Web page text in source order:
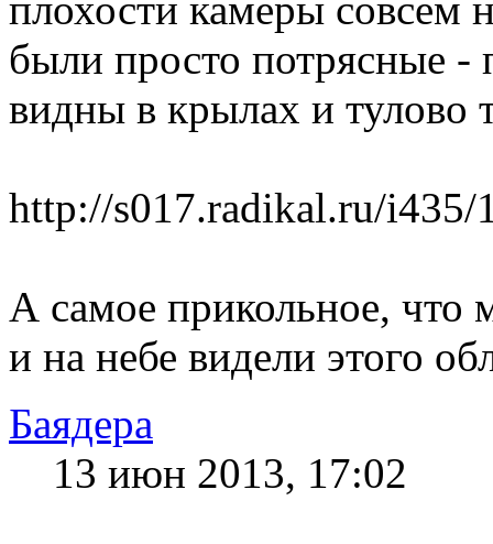
были просто потрясные
видны в крылах и
http://s017.radikal.ru/i435/
А самое прикольное, что
и на небе видели этого
Баядера
13 июн 2013, 17:02